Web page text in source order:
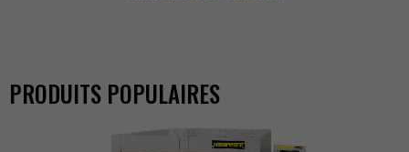
PRODUITSPOPULAIRES